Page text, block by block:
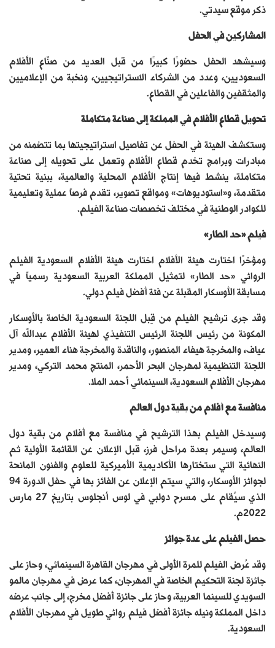
ذكر موقع سيدتي.
المشاركين في الحفل
وسيشهد الحفل حضورًا كبيرًا من قبل العديد من صنّاع الأفلام
السعوديين، وعدد من الشركاء الاستراتيجيين، ونخبة من الإعلاميين
والمثقفين والفاعلين في القطاع.
تحويل قطاع الأفلام في المملكة إلى صناعة متكاملة
وستكشف الهيئة في الحفل عن تفاصيل استراتيجيتها بما تتضمنه من
مبادرات وبرامج تخدم قطاع الأفلام وتعمل على تحويله إلى صناعة
متكاملة، ينشط فيها إنتاج الأفلام المحلية والعالمية، ببنية تحتية
متقدمة، و«استوديوهات» ومواقع تصوير، تقدم فرصاً عملية وتعليمية
للكوادر الوطنية في مختلف تخصصات صناعة الفيلم.
فيلم «حد الطار»
ومؤخرًا اختارت هيئة الأفلام اختارت هيئة الأفلام السعودية الفيلم
الروائي «حد الطار» لتمثيل المملكة العربية السعودية رسمياً في
مسابقة الأوسكار المقبلة عن فئة أفضل فيلم دولي.
وقد جرى ترشيح الفيلم من قِبل اللجنة السعودية الخاصة بالأوسكار
المكونة من رئيس اللجنة الرئيس التنفيذي لهيئة الأفلام عبدالله آل
عياف، والمخرجة هيفاء المنصور، والناقدة والمخرجة هناء العمير، ومدير
اللجنة التنظيمية لمهرجان البحر الأحمر، المنتج محمد التركي، ومدير
مهرجان الأفلام السعودية، السينمائي أحمد الملا.
منافسة مع أفلام من بقية دول العالم
وسيدخل الفيلم بهذا الترشيح في منافسة مع أفلام من بقية دول
العالم، وسيمر بعدة مراحل فرز، قبل الإعلان عن القائمة الأولية ثم
النهائية التي ستختارها الأكاديمية الأميركية للعلوم والفنون المانحة
لجوائز الأوسكار، والتي سيتم الإعلان عن الفائز بها في حفل الدورة 94
الذي سيُقام على مسرح دولبي في لوس أنجلوس بتاريخ 27 مارس
2022م.
حصل الفيلم على عدة جوائز
وقد عُرض الفيلم للمرة الأولى في مهرجان القاهرة السينمائي، وحاز على
جائزة لجنة التحكيم الخاصة في المهرجان، كما عرض في مهرجان مالمو
السويدي للسينما العربية، وحاز على جائزة أفضل مخرج، إلى جانب عرضه
داخل المملكة ونيله جائزة أفضل فيلم روائي طويل في مهرجان الأفلام
السعودية.